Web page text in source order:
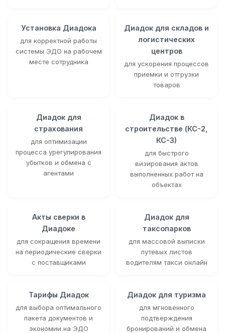
Установка Диадока
для корректной работы
системы ЭДО на рабочем
месте сотрудника
Диадок для складов и
логистических
центров
для ускорения процессов
приемки и отгрузки
товаров
Диадок для
страхования
для оптимизации
процесса урегулирования
убытков и обмена с
агентами
Диадок в
строительстве (КС-2,
КС-3)
для быстрого
визирования актов
выполненных работ на
объектах
Акты сверки в
Диадоке
для сокращения времени
на периодические сверки
с поставщиками
Диадок для
таксопарков
для массовой выписки
путевых листов
водителям такси онлайн
Тарифы Диадок
для выбора оптимального
пакета документов и
экономии на ЭДО
Диадок для туризма
для мгновенного
подтверждения
бронирований и обмена